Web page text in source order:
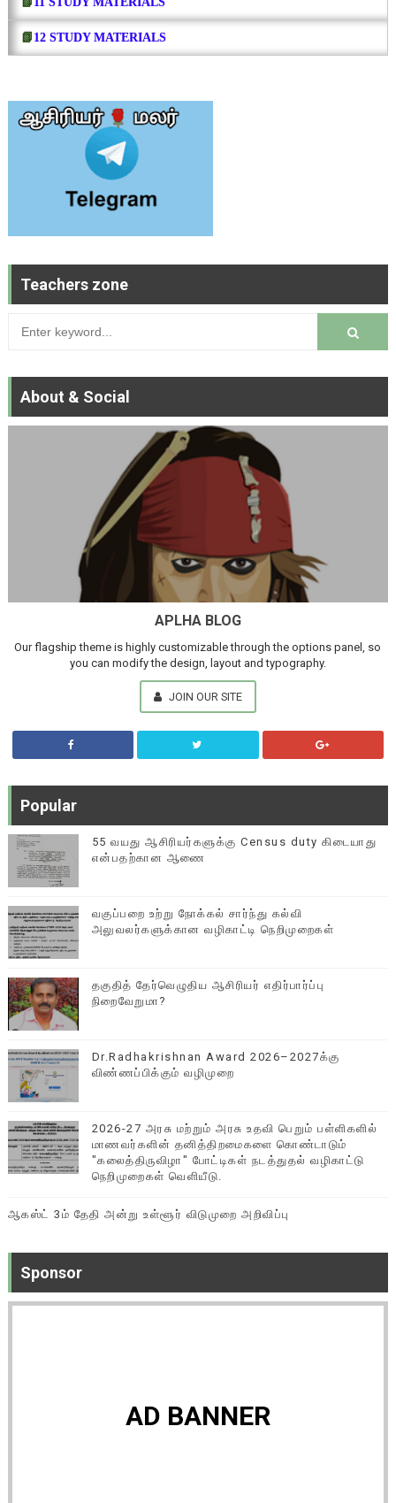
📗 12 STUDY MATERIALS
Teachers zone
About & Social
APLHA BLOG
Our flagship theme is highly customizable through the options panel, so
you can modify the design, layout and typography.
JOIN OUR SITE
Popular
55 வயது ஆசிரியர்களுக்கு Census duty கிடையாது
என்பதற்கான ஆணை
வகுப்பறை உற்று நோக்கல் சார்ந்து கல்வி
அலுவலர்களுக்கான வழிகாட்டி நெறிமுறைகள்
தகுதித் தேர்வெழுதிய ஆசிரியர் எதிர்பார்ப்பு
நிறைவேறுமா?
Dr.Radhakrishnan Award 2026–2027க்கு
விண்ணப்பிக்கும் வழிமுறை
2026-27 அரசு மற்றும் அரசு உதவி பெறும் பள்ளிகளில்
மாணவர்களின் தனித்திறமைகளை கொண்டாடும்
"கலைத்திருவிழா" போட்டிகள் நடத்துதல் வழிகாட்டு
நெறிமுறைகள் வெளியீடு.
ஆகஸ்ட் 3ம் தேதி அன்று உள்ளூர் விடுமுறை அறிவிப்பு
Sponsor
AD BANNER